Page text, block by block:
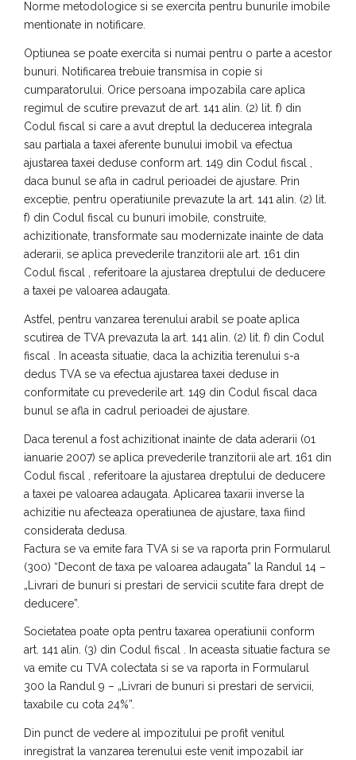
Norme metodologice si se exercita pentru bunurile imobile
mentionate in notificare.
Optiunea se poate exercita si numai pentru o parte a acestor
bunuri. Notificarea trebuie transmisa in copie si
cumparatorului. Orice persoana impozabila care aplica
regimul de scutire prevazut de art. 141 alin. (2) lit. f) din
Codul fiscal si care a avut dreptul la deducerea integrala
sau partiala a taxei aferente bunului imobil va efectua
ajustarea taxei deduse conform art. 149 din Codul fiscal ,
daca bunul se afla in cadrul perioadei de ajustare. Prin
exceptie, pentru operatiunile prevazute la art. 141 alin. (2) lit.
f) din Codul fiscal cu bunuri imobile, construite,
achizitionate, transformate sau modernizate inainte de data
aderarii, se aplica prevederile tranzitorii ale art. 161 din
Codul fiscal , referitoare la ajustarea dreptului de deducere
a taxei pe valoarea adaugata.
Astfel, pentru vanzarea terenului arabil se poate aplica
scutirea de TVA prevazuta la art. 141 alin. (2) lit. f) din Codul
fiscal . In aceasta situatie, daca la achizitia terenului s-a
dedus TVA se va efectua ajustarea taxei deduse in
conformitate cu prevederile art. 149 din Codul fiscal daca
bunul se afla in cadrul perioadei de ajustare.
Daca terenul a fost achizitionat inainte de data aderarii (01
ianuarie 2007) se aplica prevederile tranzitorii ale art. 161 din
Codul fiscal , referitoare la ajustarea dreptului de deducere
a taxei pe valoarea adaugata. Aplicarea taxarii inverse la
achizitie nu afecteaza operatiunea de ajustare, taxa fiind
considerata dedusa.
Factura se va emite fara TVA si se va raporta prin Formularul
(300) “Decont de taxa pe valoarea adaugata” la Randul 14 –
„Livrari de bunuri si prestari de servicii scutite fara drept de
deducere”.
Societatea poate opta pentru taxarea operatiunii conform
art. 141 alin. (3) din Codul fiscal . In aceasta situatie factura se
va emite cu TVA colectata si se va raporta in Formularul
300 la Randul 9 – „Livrari de bunuri si prestari de servicii,
taxabile cu cota 24%”.
Din punct de vedere al impozitului pe profit venitul
inregistrat la vanzarea terenului este venit impozabil iar